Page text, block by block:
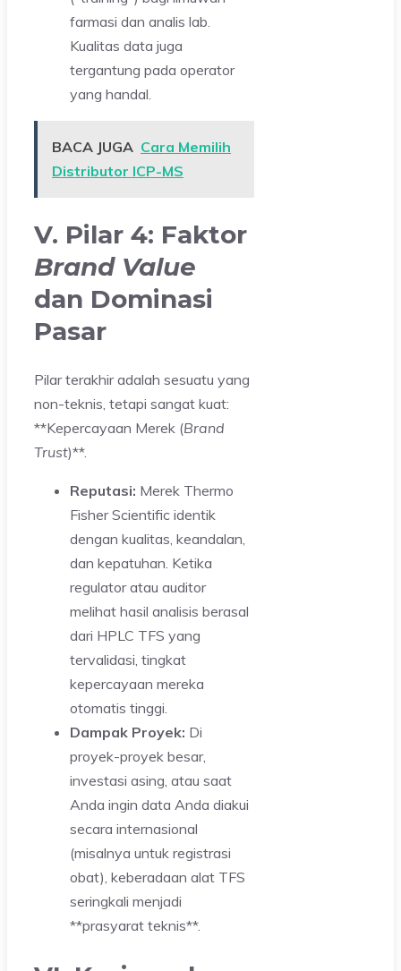
farmasi dan analis lab.
Kualitas data juga
tergantung pada operator
yang handal.
BACA JUGA Cara Memilih
Distributor ICP-MS
V. Pilar 4: Faktor
Brand Value
dan Dominasi
Pasar
Pilar terakhir adalah sesuatu yang
non-teknis, tetapi sangat kuat:
**Kepercayaan Merek (Brand
Trust)**.
Reputasi: Merek Thermo
Fisher Scientific identik
dengan kualitas, keandalan,
dan kepatuhan. Ketika
regulator atau auditor
melihat hasil analisis berasal
dari HPLC TFS yang
tervalidasi, tingkat
kepercayaan mereka
otomatis tinggi.
Dampak Proyek: Di
proyek-proyek besar,
investasi asing, atau saat
Anda ingin data Anda diakui
secara internasional
(misalnya untuk registrasi
obat), keberadaan alat TFS
seringkali menjadi
**prasyarat teknis**.